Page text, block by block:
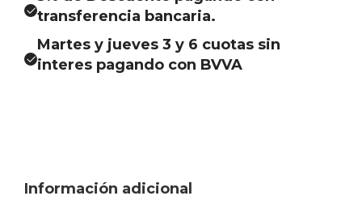
transferencia bancaria.
Martes y jueves 3 y 6 cuotas sin
interes pagando con BVVA
Información adicional